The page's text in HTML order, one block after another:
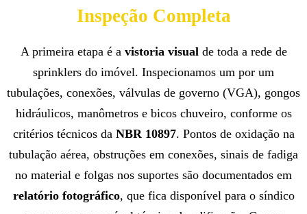
Inspeção Completa
A primeira etapa é a vistoria visualde toda a rede de
sprinklers do imóvel. Inspecionamos um por um
tubulações, conexões, válvulas de governo (VGA), gongos
hidráulicos, manômetros e bicos chuveiro, conforme os
critérios técnicos da NBR 10897. Pontos de oxidação na
tubulação aérea, obstruções em conexões, sinais de fadiga
no material e folgas nos suportes são documentados em
relatório fotográfico, que fica disponível para o síndico